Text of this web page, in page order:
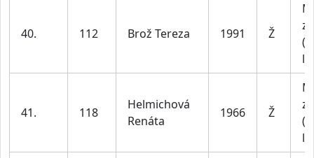
40. 112 Brož Tereza 1991 Ž
41. 118
Helmichová
Renáta
1966 Ž